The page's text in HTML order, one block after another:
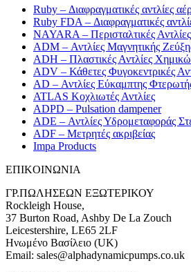
Ruby – Διαφραγματικές αντλίες
Ruby FDA – Διαφραγματικές
NAYARA – Περισταλτικές Αντλίες
ADM – Αντλίες Μαγνητικής
ADH – Πλαστικές Αντλίες
ADV – Κάθετες Φυγοκεντρικές
AD – Αντλίες Εύκαμπτης
ATLAS Κοχλιωτές Αντλίες
ADPD – Pulsation dampener
ADE – Αντλίες Υδρομεταφοράς
ADF – Μετρητές ακριβείας
Impa Products
ΕΠΙΚOIΝΩΝΙΑ
ΓΡ.ΠΩΛΗΣΕΩΝ ΕΞΩΤΕΡΙΚΟΥ
Rockleigh House,
37 Burton Road, Ashby De La Zouch
Leicestershire, LE65 2LF
Ηνωμένο Βασίλειο (UK)
Email: sales@alphadynamicpumps.co.uk